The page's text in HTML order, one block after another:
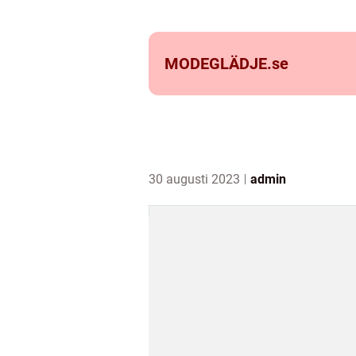
MODEGLÄDJE.se
30 augusti 2023 admin